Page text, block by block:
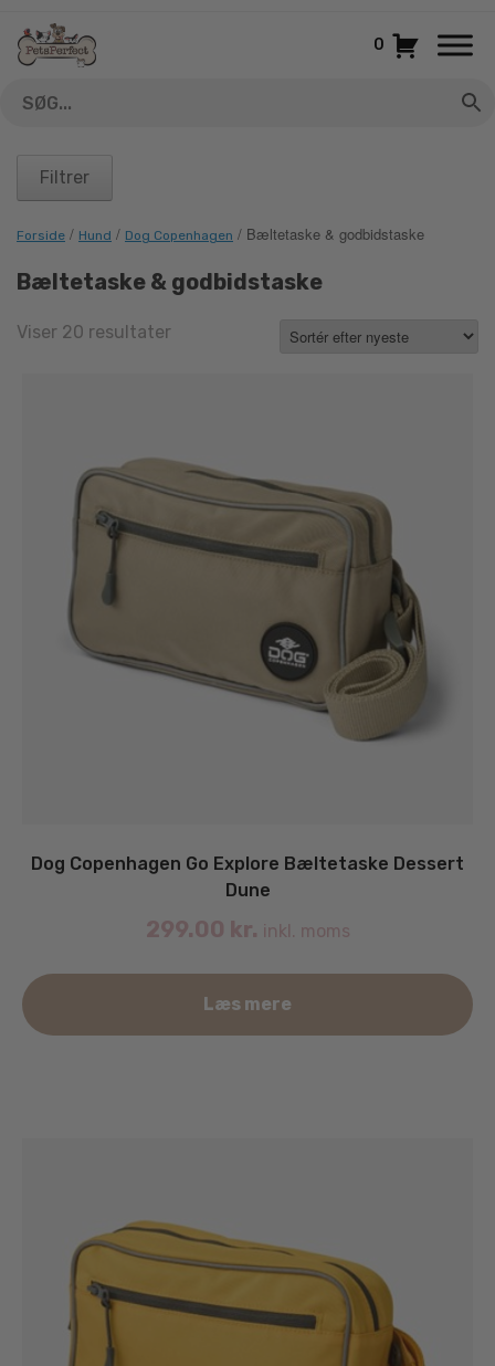
indhold
0
Forside / Hund / Dog Copenhagen / Bæltetaske & godbidstaske
Bæltetaske & godbidstaske
Viser 20 resultaterSorted
Dog Copenhagen Go Explore Bæltetaske Dessert
Dune
299.00 kr. inkl. moms
Læs mere
Filtrer